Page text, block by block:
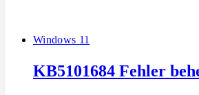
Windows 11
KB5101684 Fehler